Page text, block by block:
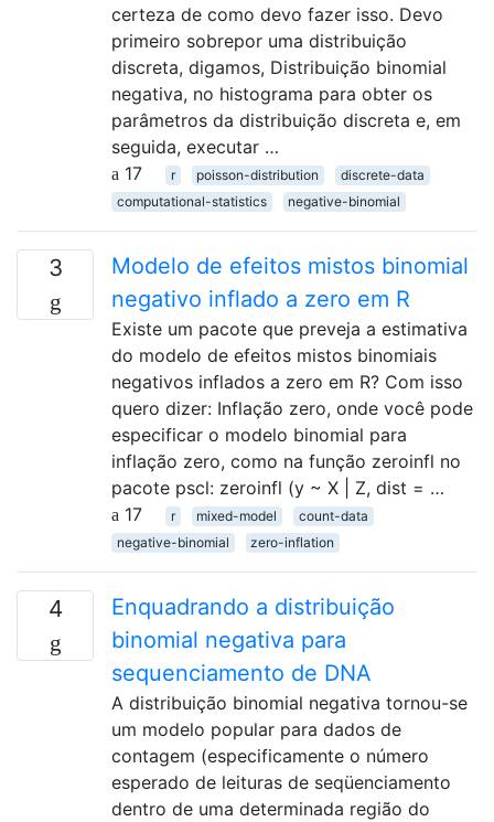
certeza de como devo fazer isso. Devo
primeiro sobrepor uma distribuição
discreta, digamos, Distribuição binomial
negativa, no histograma para obter os
parâmetros da distribuição discreta e, em
seguida, executar …
17
r poisson-distribution
discrete-data
computational-statistics
negative-binomial
3
Modelo de efeitos mistos binomial
negativo inflado a zero em R
Existe um pacote que preveja a estimativa
do modelo de efeitos mistos binomiais
negativos inflados a zero em R? Com isso
quero dizer: Inflação zero, onde você pode
especificar o modelo binomial para
inflação zero, como na função zeroinfl no
pacote pscl: zeroinfl (y ~ X | Z, dist = …
17
r mixed-model
count-data
negative-binomial
zero-inflation
4
Enquadrando a distribuição
binomial negativa para
sequenciamento de DNA
A distribuição binomial negativa tornou-se
um modelo popular para dados de
contagem (especificamente o número
esperado de leituras de seqüenciamento
dentro de uma determinada região do